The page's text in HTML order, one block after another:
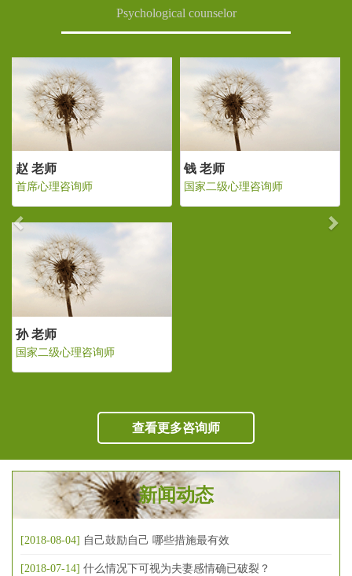
Psychological counselor
级心理咨询师 首席心理咨询师
Previous
查看更多咨询师
新闻动态
[2018-08-04] 自己鼓励自己 哪些措施最有效
[2018-07-14] 什么情况下可视为夫妻感情确已破裂？